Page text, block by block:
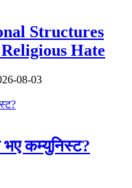
Structures
Hate
08-03
कम्युनिस्ट?